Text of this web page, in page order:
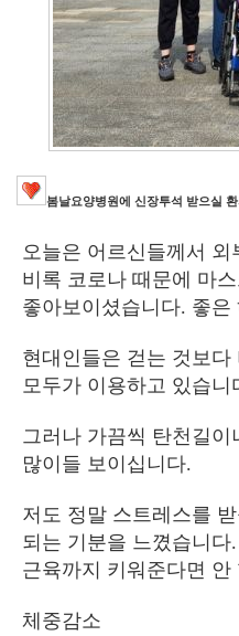
봄날요양병원에 신장투석 받으실
오늘은 어르신들께서
비록 코로나 때문에 마
좋아보이셨습니다. 좋은
현대인들은 걷는 것보다
모두가 이용하고 있습니
그러나 가끔씩 탄천길이
많이들 보이십니다.
저도 정말 스트레스를
되는 기분을 느꼈습니다.
근육까지 키워준다면 안
체중감소